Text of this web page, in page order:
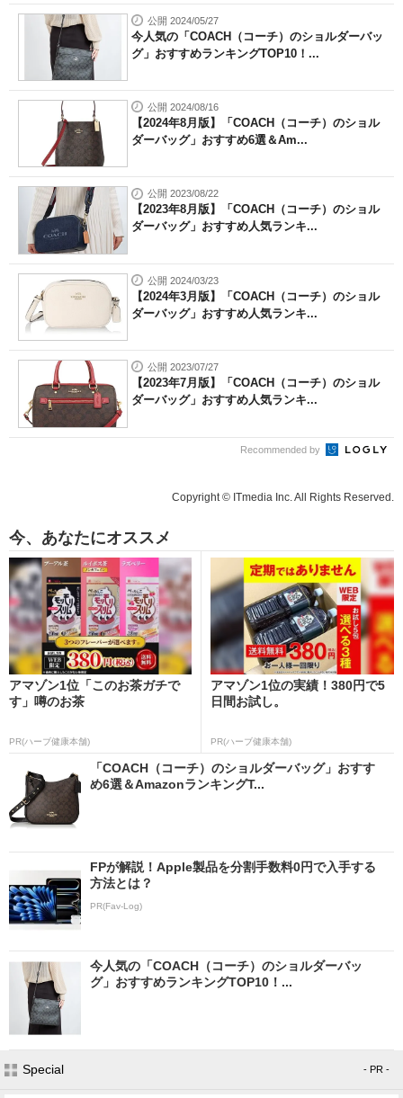
公開 2024/05/27
今人気の「COACH（コーチ）のショルダーバッ
グ」おすすめランキングTOP10！...
公開 2024/08/16
【2024年8月版】「COACH（コーチ）のショル
ダーバッグ」おすすめ6選＆Am...
公開 2023/08/22
【2023年8月版】「COACH（コーチ）のショル
ダーバッグ」おすすめ人気ランキ...
公開 2024/03/23
【2024年3月版】「COACH（コーチ）のショル
ダーバッグ」おすすめ人気ランキ...
公開 2023/07/27
【2023年7月版】「COACH（コーチ）のショル
ダーバッグ」おすすめ人気ランキ...
Recommended by
Copyright © ITmedia Inc. All Rights Reserved.
今、あなたにオススメ
アマゾン1位「このお茶ガチで
す」噂のお茶
PR(ハーブ健康本舗)
アマゾン1位の実績！380円で5
日間お試し。
PR(ハーブ健康本舗)
「COACH（コーチ）のショルダーバッグ」おすす
め6選＆AmazonランキングT...
FPが解説！Apple製品を分割手数料0円で入手する
方法とは？
PR(Fav-Log)
今人気の「COACH（コーチ）のショルダーバッ
グ」おすすめランキングTOP10！...
Special - PR -